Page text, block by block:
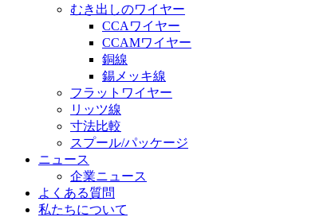
むき出しのワイヤー
CCAワイヤー
CCAMワイヤー
銅線
錫メッキ線
フラットワイヤー
リッツ線
寸法比較
スプール/パッケージ
ニュース
企業ニュース
よくある質問
私たちについて